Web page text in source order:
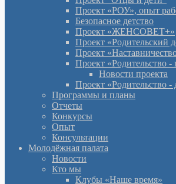
Проект «РОУ», опыт
Безопасное детство
Проект «ЖЕНСОВЕТ+»
Проект «Родительский
Проект
Проект «Родительство -
Новости проекта
Проект «Родительство -
Программы и планы
Отчеты
Конкурсы
Опыт
Консультации
Молодёжная палата
Новости
Кто мы
Клубы «Наше время»